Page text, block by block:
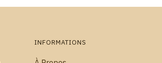
INFORMATIONS